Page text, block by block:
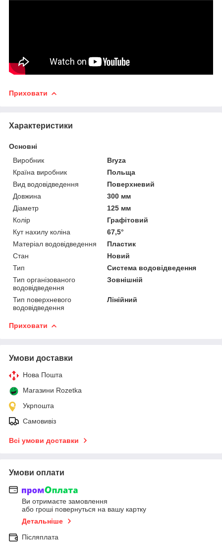
Приховати
Характеристики
Основні
Виробник
Bryza
Країна виробник
Польща
Вид водовідведення
Поверхневий
Довжина
300 мм
Діаметр
125 мм
Колір
Графітовий
Кут нахилу коліна
67,5°
Матеріал водовідведення
Пластик
Стан
Новий
Тип
Система водовідведення
Тип організованого
водовідведення
Зовнішній
Тип поверхневого
водовідведення
Лінійний
Приховати
Умови доставки
Нова Пошта
Магазини Rozetka
Укрпошта
Самовивіз
Всі умови доставки
Умови оплати
Ви отримаєте замовлення
або гроші повернуться на вашу картку
Детальніше
Післяплата